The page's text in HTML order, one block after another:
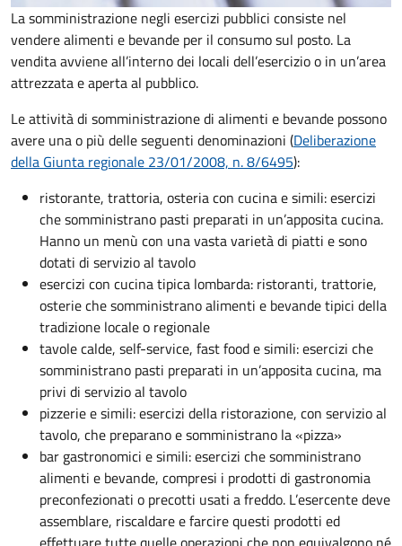
La somministrazione negli esercizi pubblici consiste nel
vendere alimenti e bevande per il consumo sul posto. La
vendita avviene all’interno dei locali dell’esercizio o in un’area
attrezzata e aperta al pubblico.
Le attività di somministrazione di alimenti e bevande possono
avere una o più delle seguenti denominazioni (Deliberazione
della Giunta regionale 23/01/2008, n. 8/6495):
ristorante, trattoria, osteria con cucina e simili: esercizi
che somministrano pasti preparati in un’apposita cucina.
Hanno un menù con una vasta varietà di piatti e sono
dotati di servizio al tavolo
esercizi con cucina tipica lombarda: ristoranti, trattorie,
osterie che somministrano alimenti e bevande tipici della
tradizione locale o regionale
tavole calde, self-service, fast food e simili: esercizi che
somministrano pasti preparati in un’apposita cucina, ma
privi di servizio al tavolo
pizzerie e simili: esercizi della ristorazione, con servizio al
tavolo, che preparano e somministrano la «pizza»
bar gastronomici e simili: esercizi che somministrano
alimenti e bevande, compresi i prodotti di gastronomia
preconfezionati o precotti usati a freddo. L’esercente deve
assemblare, riscaldare e farcire questi prodotti ed